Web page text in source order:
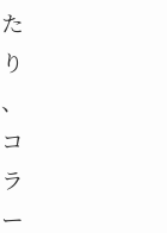
た
り
、
コ
ラ
ー